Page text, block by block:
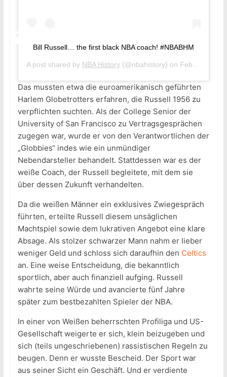
Bill Russell… the first black NBA coach! #NBABHM
A post shared by NBA History(@nbahistory) on Feb 27, 2018 at 4:54pm PST
Das mussten etwa die euroamerikanisch geführten
Harlem Globetrotters erfahren, die Russell 1956 zu
verpflichten suchten. Als der College Senior der
University of San Francisco zu Vertragsgesprächen
zugegen war, wurde er von den Verantwortlichen der
„Globbies“ indes wie ein unmündiger
Nebendarsteller behandelt. Stattdessen war es der
weiße Coach, der Russell begleitete, mit dem sie
über dessen Zukunft verhandelten.
Da die weißen Männer ein exklusives Zwiegespräch
führten, erteilte Russell diesem unsäglichen
Machtspiel sowie dem lukrativen Angebot eine klare
Absage. Als stolzer schwarzer Mann nahm er lieber
weniger Geld und schloss sich daraufhin den Celtics
an. Eine weise Entscheidung, die bekanntlich
sportlich, aber auch finanziell aufging. Russell
wahrte seine Würde und avancierte fünf Jahre
später zum bestbezahlten Spieler der NBA.
In einer von Weißen beherrschten Profiliga und US-
Gesellschaft weigerte er sich, klein beizugeben und
sich (teils ungeschriebenen) rassistischen Regeln zu
beugen. Denn er wusste Bescheid. Der Sport war
aus seiner Sicht ein Geschäft. Und er verdiente